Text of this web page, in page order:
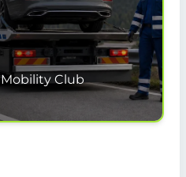
Club